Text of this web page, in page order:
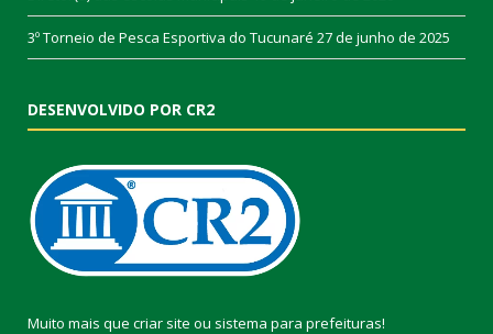
3º Torneio de Pesca Esportiva do Tucunaré 27 de junho de 2025
DESENVOLVIDO POR CR2
Muito mais que criar site ou sistema para prefeituras!